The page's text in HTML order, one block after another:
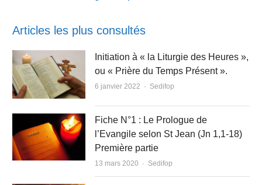
Articles les plus consultés
Initiation à « la Liturgie des Heures »,
ou « Prière du Temps Présent ».
6 janvier 2022 Author
Sedifop
Fiche N°1 : Le Prologue de
l’Evangile selon St Jean (Jn 1,1-18)
Première partie
13 mars 2020 Author
Sedifop